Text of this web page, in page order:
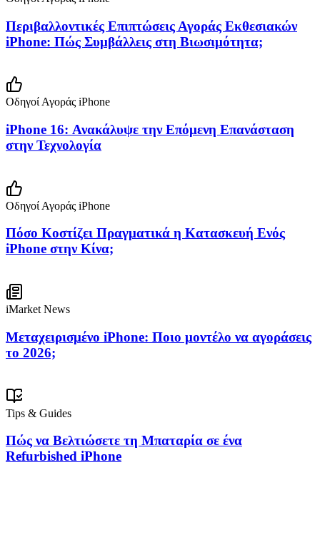
Περιβαλλοντικές Επιπτώσεις Αγοράς Εκθεσιακών
iPhone: Πώς Συμβάλλεις στη Βιωσιμότητα;
Οδηγοί Αγοράς iPhone
iPhone 16: Ανακάλυψε την Επόμενη Επανάσταση
στην Τεχνολογία
Οδηγοί Αγοράς iPhone
Πόσο Κοστίζει Πραγματικά η Κατασκευή Ενός
iPhone στην Κίνα;
iMarket News
Μεταχειρισμένο iPhone: Ποιο μοντέλο να αγοράσεις
το 2026;
Tips & Guides
Πώς να Βελτιώσετε τη Μπαταρία σε ένα
Refurbished iPhone